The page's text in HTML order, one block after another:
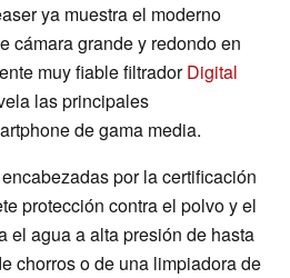
ya muestra el moderno
cámara grande y redondo en
muy fiable filtradorDigital
las principales
de gama media.
por la certificación
protección contra el polvo y el
el agua a alta presión de hasta
chorros o de una limpiadora de